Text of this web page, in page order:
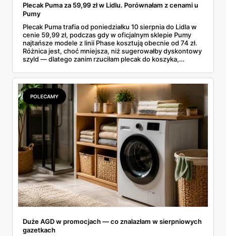
Plecak Puma za 59,99 zł w Lidlu. Porównałam z cenami u
Pumy
Plecak Puma trafia od poniedziałku 10 sierpnia do Lidla w
cenie 59,99 zł, podczas gdy w oficjalnym sklepie Pumy
najtańsze modele z linii Phase kosztują obecnie od 74 zł.
Różnica jest, choć mniejsza, niż sugerowałby dyskontowy
szyld — dlatego zanim rzuciłam plecak do koszyka,
rozpiska: co dokładnie sprzedaje Lidl, ile kosztują
odpowiedniki u producenta i komu ten zakup naprawdę
się opłaci.
POLECAMY
Duże AGD w promocjach — co znalazłam w sierpniowych
gazetkach